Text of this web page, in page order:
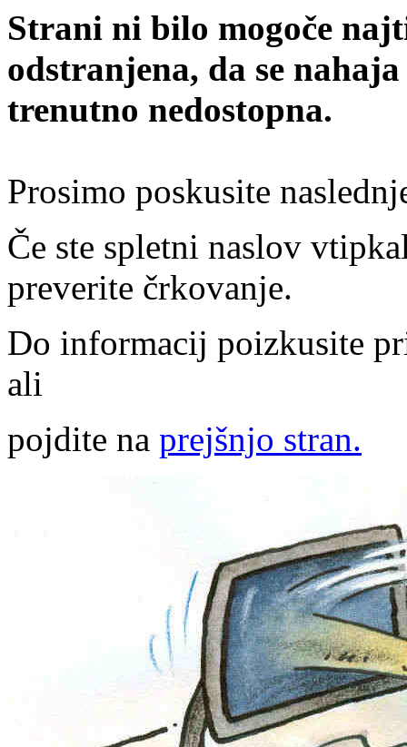
Strani ni bilo mogoče
odstranjena, da se
trenutno nedostopna.
Prosimo poskusite
Če ste spletni naslov
preverite črkovanje.
Do informacij poizkusite
ali
pojdite na prejšnjo stran.